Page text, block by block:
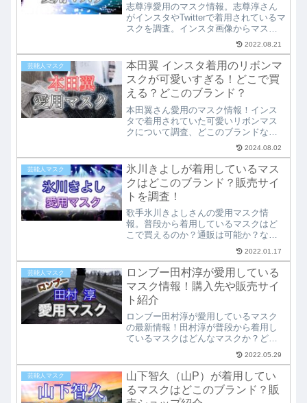
志尊淳愛用のマスク情報。志尊淳さん
がインスタやTwitterで着用されているマ
スクを調査。インスタ画像からマスク
の特徴をピックアップして、どこのメ
ーカーのマスクか特定。購入可能なシ
ョップも紹介していますので、志尊淳
さんのかっこいいマスク姿と合わせて
ご覧ください！
2022.08.21
芸能人マスク
本田翼 インスタ着用のリボンマ
スクが可愛いすぎる！どこで買
える？どこのブランド？
本田翼さん愛用のマスク情報！インス
タで着用されていた可愛いリボンマス
クについて調査、どこのブランドなの
か？どこで購入可能か？など、ファン
なら知りたい本田翼さん愛用のマスク
情報を詳しく紹介しています。本田翼
さんのおしゃれなマスク姿画像だけで
も一見の価値あり！
2024.08.02
芸能人マスク
氷川きよしが着用しているマス
クはどこのブランド？販売サイ
トを調査！
歌手氷川きよしさんの愛用マスク情
報。普段から着用しているマスクはど
こで買えるのか？通販は可能か？な
ど、氷川きよしさんの愛用マスクにつ
いて調べて紹介しています。インスタ
の画像などからは、なかなか特定出来
ないマスクのメーカー名やブランド
名、販売サイトが分かります。
2022.01.17
芸能人マスク
ロンブー田村淳が愛用している
マスク情報！購入先や販売サイ
ト紹介
ロンブー田村淳が愛用しているマスク
の最新情報！田村淳が普段から着用し
ているマスクはどんなマスクか？どこ
で買えるのか？どこに売っているの
か？ブランド名やメーカー名などを調
べて紹介してます。田村淳が使用して
いた気になっていたあのマスクがきっ
とここにありますよ♪
2022.05.29
芸能人マスク
山下智久（山P）が着用してい
るマスクはどこのブランド？販